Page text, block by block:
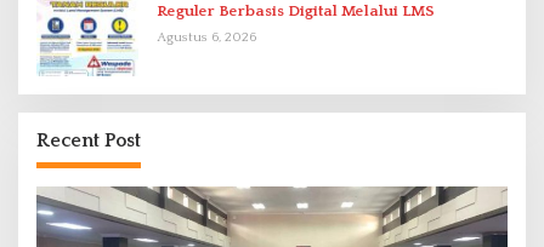
Reguler Berbasis Digital Melalui LMS
Agustus 6, 2026
Recent Post